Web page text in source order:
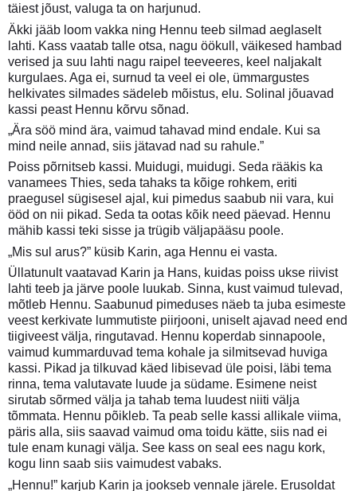
täiest jõust, valuga ta on harjunud.
Äkki jääb loom vakka ning Hennu teeb silmad aeglaselt
lahti. Kass vaatab talle otsa, nagu öökull, väikesed hambad
verised ja suu lahti nagu raipel teeveeres, keel naljakalt
kurgulaes. Aga ei, surnud ta veel ei ole, ümmargustes
helkivates silmades sädeleb mõistus, elu. Solinal jõuavad
kassi peast Hennu kõrvu sõnad.
„Ära söö mind ära, vaimud tahavad mind endale. Kui sa
mind neile annad, siis jätavad nad su rahule.”
Poiss põrnitseb kassi. Muidugi, muidugi. Seda rääkis ka
vanamees Thies, seda tahaks ta kõige rohkem, eriti
praegusel sügisesel ajal, kui pimedus saabub nii vara, kui
ööd on nii pikad. Seda ta ootas kõik need päevad. Hennu
mähib kassi teki sisse ja trügib väljapääsu poole.
„Mis sul arus?” küsib Karin, aga Hennu ei vasta.
Üllatunult vaatavad Karin ja Hans, kuidas poiss ukse riivist
lahti teeb ja järve poole luukab. Sinna, kust vaimud tulevad,
mõtleb Hennu. Saabunud pimeduses näeb ta juba esimeste
veest kerkivate lummutiste piirjooni, uniselt ajavad need end
tiigiveest välja, ringutavad. Hennu koperdab sinnapoole,
vaimud kummarduvad tema kohale ja silmitsevad huviga
kassi. Pikad ja tilkuvad käed libisevad üle poisi, läbi tema
rinna, tema valutavate luude ja südame. Esimene neist
sirutab sõrmed välja ja tahab tema luudest niiti välja
tõmmata. Hennu põikleb. Ta peab selle kassi allikale viima,
päris alla, siis saavad vaimud oma toidu kätte, siis nad ei
tule enam kunagi välja. See kass on seal ees nagu kork,
kogu linn saab siis vaimudest vabaks.
„Hennu!” karjub Karin ja jookseb vennale järele. Erusoldat